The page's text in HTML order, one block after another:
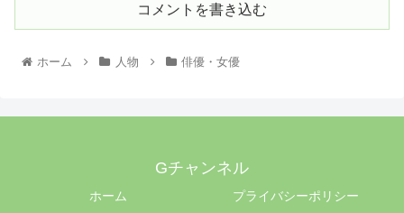
コメントを書き込む
ホーム 人物 俳優・女優
Gチャンネル
ホーム プライバシーポリシー